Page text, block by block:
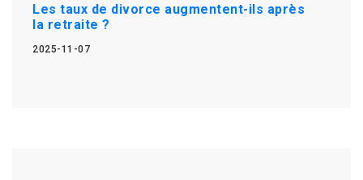
Les taux de divorce augmentent-ils après
la retraite ?
2025-11-07